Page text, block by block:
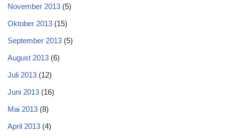
November 2013 (5)
Oktober 2013 (15)
September 2013 (5)
August 2013 (6)
Juli 2013 (12)
Juni 2013 (16)
Mai 2013 (8)
April 2013 (4)